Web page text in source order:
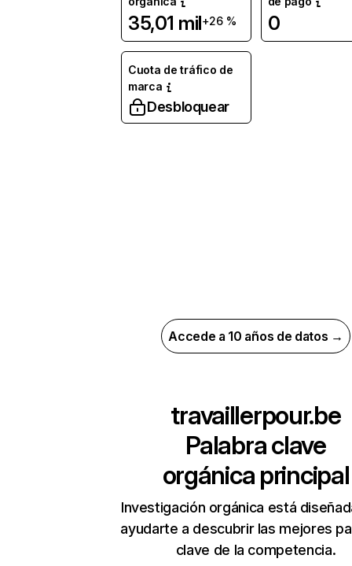
35,01 mil+26 % 0
Cuota de tráfico de
marca
Desbloquear
Accede a 10 años de datos →
travaillerpour.be
Palabra clave
orgánica principal
Investigación orgánica está
ayudarte a descubrir las mejores
clave de la competencia.